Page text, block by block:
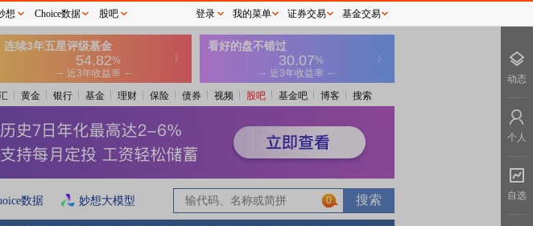
黄金 银行 基金 理财 保险 债券 视频 股吧 基金吧 博客 搜索
数据 妙想大模型 0
0
想 Choice数据 股吧 登录 我的菜单 证券交易 基金交易
动态
个人
自选